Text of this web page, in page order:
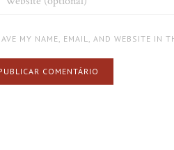
MY NAME, EMAIL, AND WEBSITE IN